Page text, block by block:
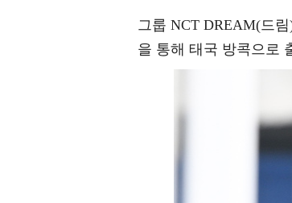
그룹 NCT DREAM(드
을 통해 태국 방콕으로